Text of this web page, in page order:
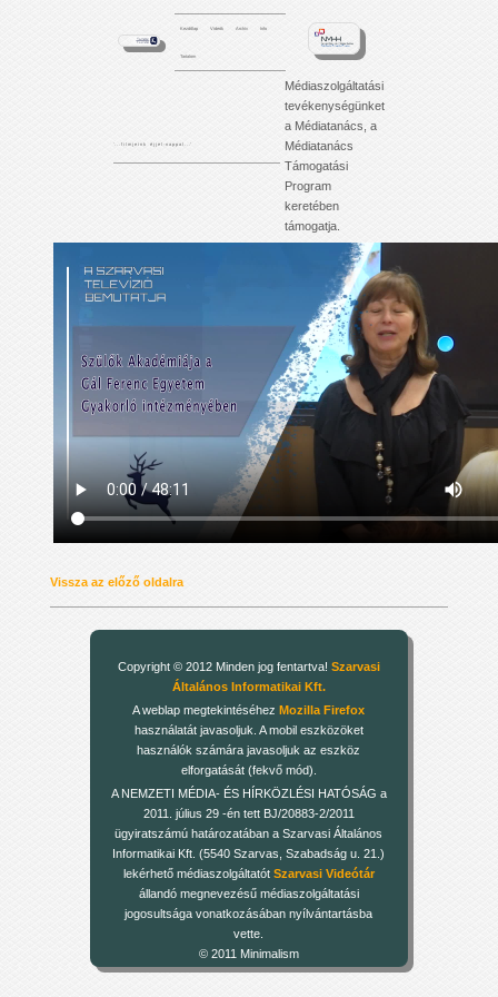
Kezdőlap Videók Archív Info
Tartalom
'. . . f i l m j e i n k é j j e l - n a p p a l . . .'
Médiaszolgáltatási
tevékenységünket
a Médiatanács, a
Médiatanács
Támogatási
Program
keretében
támogatja.
Vissza az előző oldalra
Copyright © 2012 Minden jog fentartva! Szarvasi
Általános Informatikai Kft.
A weblap megtekintéséhezMozilla Firefox
használatát javasoljuk. A mobil eszközöket
használók számára javasoljuk az eszköz
elforgatását (fekvő mód).
A NEMZETI MÉDIA- ÉS HÍRKÖZLÉSI HATÓSÁG a
2011. július 29 -én tett BJ/20883-2/2011
ügyiratszámú határozatában a Szarvasi Általános
Informatikai Kft. (5540 Szarvas, Szabadság u. 21.)
lekérhető médiaszolgáltatót Szarvasi Videótár
állandó megnevezésű médiaszolgáltatási
jogosultsága vonatkozásában nyílvántartásba
vette.
© 2011 Minimalism